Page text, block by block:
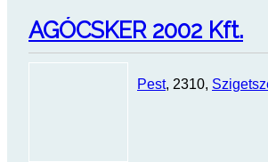
AGÓCSKER 2002 Kft.
Pest, 2310,